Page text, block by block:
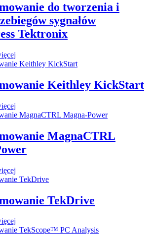
do tworzenia i
sygnałów
Tektronix
Keithley KickStart
MagnaCTRL
TekDrive